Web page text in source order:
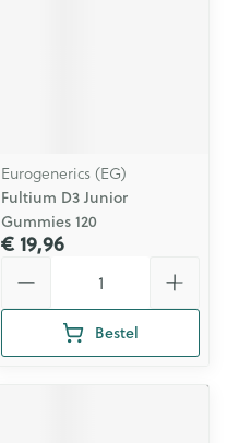
Eurogenerics (EG)
Fultium D3 Junior
Gummies 120
€ 19,96
Bestel